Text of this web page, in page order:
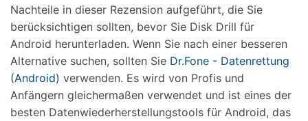
Nachteile in dieser Rezension aufgeführt, die Sie
berücksichtigen sollten, bevor Sie Disk Drill für
Android herunterladen. Wenn Sie nach einer besseren
Alternative suchen, sollten Sie Dr.Fone - Datenrettung
(Android) verwenden. Es wird von Profis und
Anfängern gleichermaßen verwendet und ist eines der
besten Datenwiederherstellungstools für Android, das